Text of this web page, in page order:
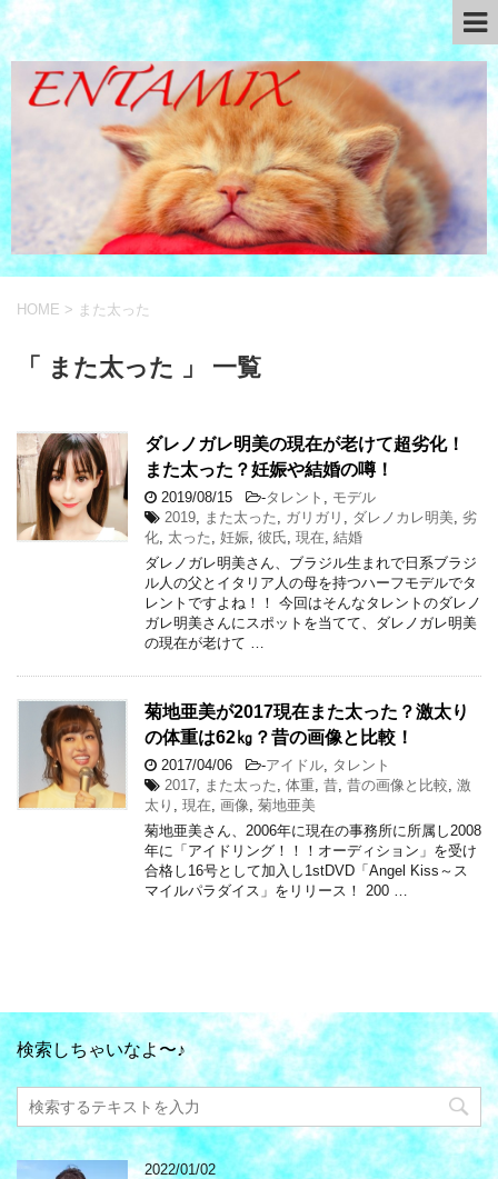
HOME > また太った
「 また太った 」 一覧
ダレノガレ明美の現在が老けて超劣化！
また太った？妊娠や結婚の噂！
2019/08/15 -タレント
モデル
2019
また太った ガリガリ ダレノカレ明美 劣
化 太った 妊娠 彼氏 現在 結婚
ダレノガレ明美さん、ブラジル生まれで日系ブラジ
ル人の父とイタリア人の母を持つハーフモデルでタ
レントですよね！！ 今回はそんなタレントのダレノ
ガレ明美さんにスポットを当てて、ダレノガレ明美
の現在が老けて …
菊地亜美が2017現在また太った？激太り
の体重は62㎏？昔の画像と比較！
2017/04/06 -アイドル
タレント
2017
また太った 体重 昔 昔の画像と比較 激
太り
現在 画像 菊地亜美
菊地亜美さん、2006年に現在の事務所に所属し2008
年に「アイドリング！！！オーディション」を受け
合格し16号として加入し1stDVD「Angel Kiss～ス
マイルパラダイス」をリリース！ 200 …
検索しちゃいなよ〜♪
2022/01/02